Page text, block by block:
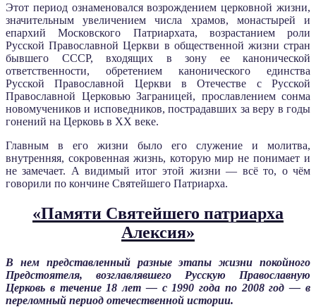
Этот период ознаменовался возрождением церковной жизни,
значительным увеличением числа храмов, монастырей и
епархий Московского Патриархата, возрастанием роли
Русской Православной Церкви в общественной жизни стран
бывшего СССР, входящих в зону ее канонической
ответственности, обретением канонического единства
Русской Православной Церкви в Отечестве с Русской
Православной Церковью Заграницей, прославлением сонма
новомучеников и исповедников, пострадавших за веру в годы
гонений на Церковь в XX веке.
Главным в его жизни было его служение и молитва,
внутренняя, сокровенная жизнь, которую мир не понимает и
не замечает. А видимый итог этой жизни — всё то, о чём
говорили по кончине Святейшего Патриарха.
«Памяти Святейшего патриарха
Алексия»
В нем представленный разные этапы жизни покойного
Предстоятеля, возглавлявшего Русскую Православную
Церковь в течение 18 лет — с 1990 года по 2008 год — в
переломный период отечественной истории.